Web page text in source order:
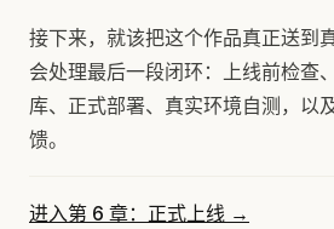
接下来，就该把这个作品真正送到
会处理最后一段闭环：上线前检查
库、正式部署、真实环境自测，以
馈。
进入第 6 章：正式上线 →